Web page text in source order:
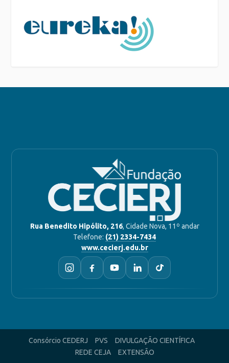
Rua Benedito Hipólito, 216, Cidade Nova, 11º andar
Telefone: (21) 2334-7434
www.cecierj.edu.br
Consórcio CEDERJ PVS
DIVULGAÇÃO CIENTÍFICA
REDE CEJA
EXTENSÃO